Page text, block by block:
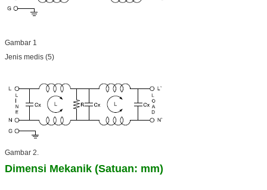
Gambar 1
Jenis medis (5)
Gambar 2.
Dimensi Mekanik (Satuan: mm)